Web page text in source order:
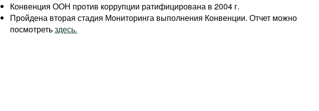
Конвенция ООН против коррупции ратифицирована в 2004 г.
Пройдена вторая стадия Мониторинга выполнения Конвенции. Отчет можно
посмотретьздесь.